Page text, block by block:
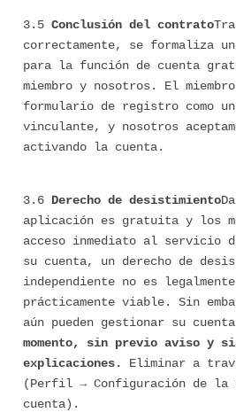
3.5 Conclusión del contrato
correctamente, se formaliza
para la función de cuenta
miembro y nosotros. El
formulario de registro como
vinculante, y nosotros
activando la cuenta.
3.6 Derecho de desistimiento
aplicación es gratuita y los
acceso inmediato al
su cuenta, un derecho de
independiente no es
prácticamente viable. Sin
aún pueden gestionar su
momento, sin previo aviso y
explicaciones.
Eliminar a
(Perfil → Configuración de la
cuenta).